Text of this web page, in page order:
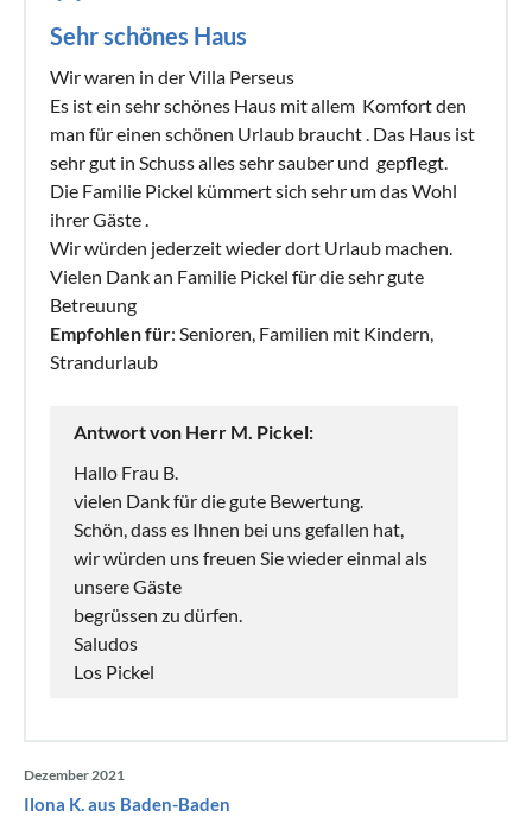
Sehr schönes Haus
Wir waren in der Villa Perseus
Es ist ein sehr schönes Haus mit allem Komfort den
man für einen schönen Urlaub braucht . Das Haus ist
sehr gut in Schuss alles sehr sauber und gepflegt.
Die Familie Pickel kümmert sich sehr um das Wohl
ihrer Gäste .
Wir würden jederzeit wieder dort Urlaub machen.
Vielen Dank an Familie Pickel für die sehr gute
Betreuung
Empfohlen für: Senioren, Familien mit Kindern,
Strandurlaub
Antwort von Herr M. Pickel:
Hallo Frau B.
vielen Dank für die gute Bewertung.
Schön, dass es Ihnen bei uns gefallen hat,
wir würden uns freuen Sie wieder einmal als
unsere Gäste
begrüssen zu dürfen.
Saludos
Los Pickel
Dezember 2021
Ilona K. aus Baden-Baden